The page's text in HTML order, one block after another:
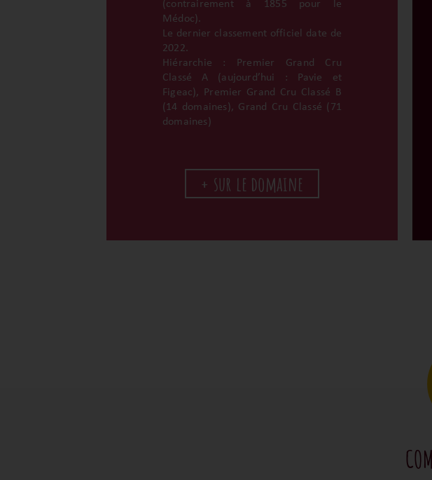
(contrairement à 1855 pour le
Médoc).
Le dernier classement officiel date de
2022.
Hiérarchie : Premier Grand Cru
Classé A (aujourd’hui : Pavie et
Figeac), Premier Grand Cru Classé B
(14 domaines), Grand Cru Classé (71
domaines)
+ sur le domaine